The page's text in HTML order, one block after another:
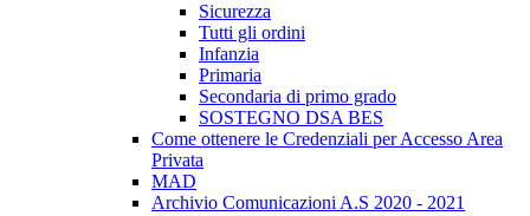
Sicurezza
Tutti gli ordini
Infanzia
Primaria
Secondaria di primo grado
SOSTEGNO DSA BES
Come ottenere le Credenziali per Accesso Area
Privata
MAD
Archivio Comunicazioni A.S 2020 - 2021